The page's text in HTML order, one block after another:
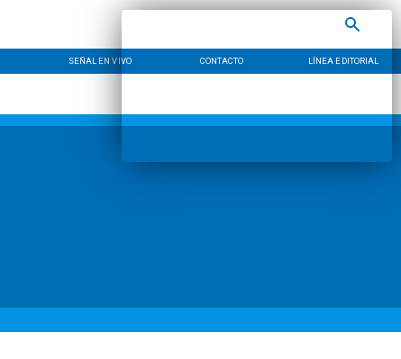
SEÑAL EN VIVO CONTACTO LÍNEA EDITORIAL